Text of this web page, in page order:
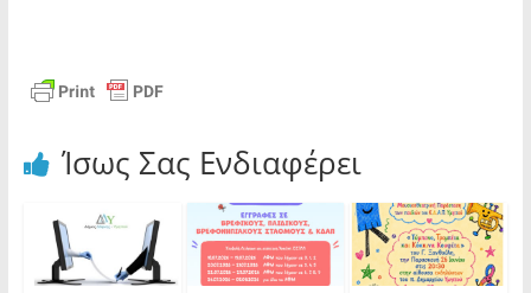
Ίσως Σας Ενδιαφέρει